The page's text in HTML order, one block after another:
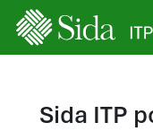
Passer au contenu principal
Sida ITP